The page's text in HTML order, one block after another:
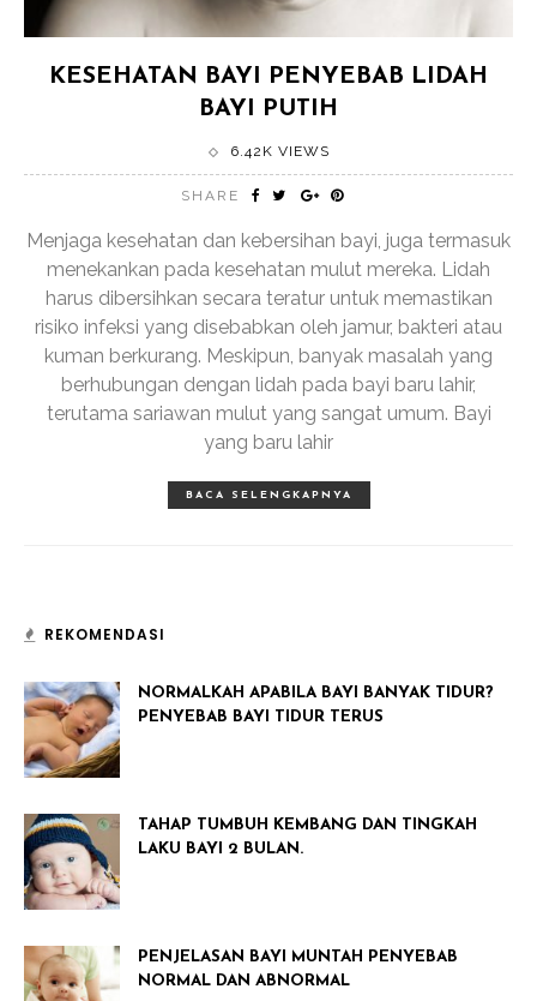
KESEHATAN BAYI PENYEBAB LIDAH
BAYI PUTIH
6.42K VIEWS
SHARE
Menjaga kesehatan dan kebersihan bayi, juga termasuk
menekankan pada kesehatan mulut mereka. Lidah
harus dibersihkan secara teratur untuk memastikan
risiko infeksi yang disebabkan oleh jamur, bakteri atau
kuman berkurang. Meskipun, banyak masalah yang
berhubungan dengan lidah pada bayi baru lahir,
terutama sariawan mulut yang sangat umum. Bayi
yang baru lahir
BACA SELENGKAPNYA
REKOMENDASI
NORMALKAH APABILA BAYI BANYAK TIDUR?
PENYEBAB BAYI TIDUR TERUS
TAHAP TUMBUH KEMBANG DAN TINGKAH
LAKU BAYI 2 BULAN.
PENJELASAN BAYI MUNTAH PENYEBAB
NORMAL DAN ABNORMAL